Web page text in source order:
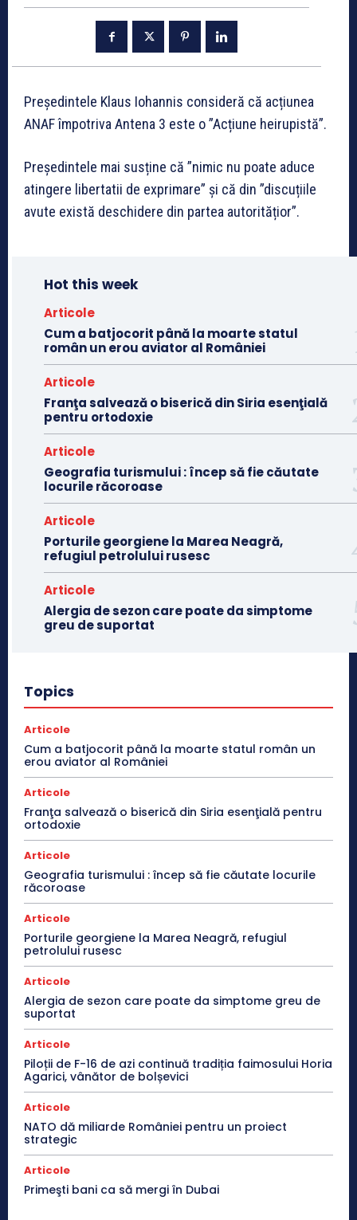
Președintele Klaus Iohannis consideră că acțiunea
ANAF împotriva Antena 3 este o ”Acțiune heirupistă”.
Președintele mai susține că ”nimic nu poate aduce
atingere libertatii de exprimare” și că din ”discuțiile
avute există deschidere din partea autoritățior”.
Hot this week
Articole
Cum a batjocorit până la moarte statul
român un erou aviator al României
Articole
Franţa salvează o biserică din Siria esenţială
pentru ortodoxie
Articole
Geografia turismului : încep să fie căutate
locurile răcoroase
Articole
Porturile georgiene la Marea Neagră,
refugiul petrolului rusesc
Articole
Alergia de sezon care poate da simptome
greu de suportat
Topics
Articole
Cum a batjocorit până la moarte statul român un
erou aviator al României
Articole
Franţa salvează o biserică din Siria esenţială pentru
ortodoxie
Articole
Geografia turismului : încep să fie căutate locurile
răcoroase
Articole
Porturile georgiene la Marea Neagră, refugiul
petrolului rusesc
Articole
Alergia de sezon care poate da simptome greu de
suportat
Articole
Piloții de F-16 de azi continuă tradiția faimosului Horia
Agarici, vânător de bolșevici
Articole
NATO dă miliarde României pentru un proiect
strategic
Articole
Primeşti bani ca să mergi în Dubai